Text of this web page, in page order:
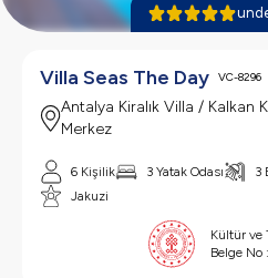
Villa Seas The Day VC-8296
Antalya Kiralık Villa / Kalkan
Merkez
6 Kişilik 3 Yatak Odası 3
Jakuzi
Kültür ve
Belge No :